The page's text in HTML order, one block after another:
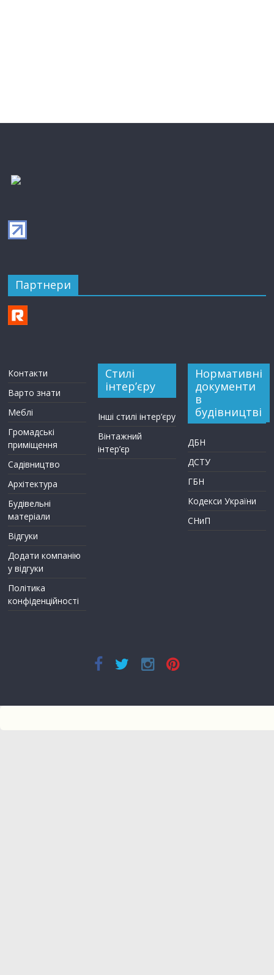
Партнери
Контакти
Варто знати
Меблі
Громадські
приміщення
Садівництво
Архітектура
Будівельні
матеріали
Відгуки
Додати компанію
у відгуки
Політика
конфіденційності
Стилі
інтер’єру
Інші стилі інтер’єру
Вінтажний
інтер’єр
Нормативні
документи
в
будівництві
ДБН
ДСТУ
ГБН
Кодекси України
СНиП